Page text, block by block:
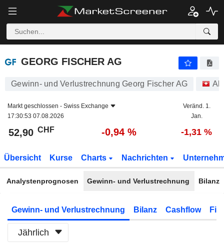
GEORG FISCHER AG
GEORG FISCHER AG
Gewinn- und Verlustrechnung Georg Fischer AG
Markt geschlossen - Swiss Exchange
17:30:53 07.08.2026
Veränd. 1.
Jan.
52,90 CHF -0,94 % -1,31 %
Übersicht Kurse Charts Nachrichten
Analystenprognosen Gewinn- und Verlustrechnung Bilanz
Gewinn- und Verlustrechnung Bilanz Cashflow
Jährlich